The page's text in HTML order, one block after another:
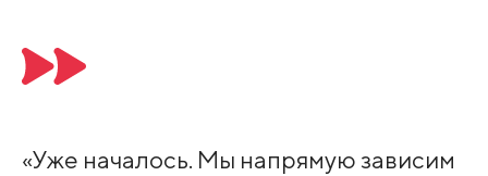
«Уже началось. Мы напрямую зависим